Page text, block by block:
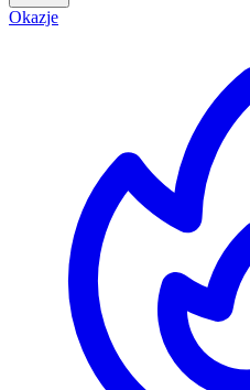
Okazje